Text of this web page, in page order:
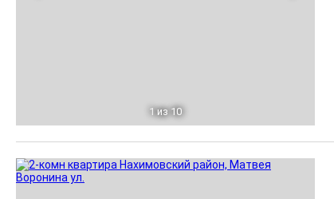
1 из 10